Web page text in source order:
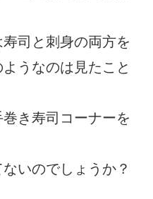
司と刺身の両方を
うなのは見たこと
き寿司コーナーを
いのでしょうか？